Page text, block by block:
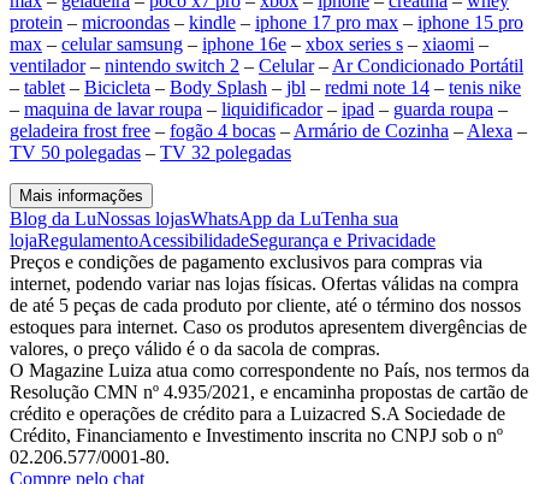
protein – microondas – kindle – iphone 17 pro max – iphone 15 pro
max – celular samsung – iphone 16e – xbox series s – xiaomi –
ventilador– nintendo switch 2 – Celular– Ar Condicionado Portátil
– tablet – Bicicleta – Body Splash – jbl – redmi note 14 – tenis nike
– maquina de lavar roupa – liquidificador– ipad – guarda roupa –
geladeira frost free – fogão 4 bocas – Armário de Cozinha – Alexa –
TV 50 polegadas – TV 32 polegadas
Mais informações
Blog da LuNossas lojasWhatsApp da LuTenha sua
lojaRegulamentoAcessibilidadeSegurança e Privacidade
Preços e condições de pagamento exclusivos para compras via
internet, podendo variar nas lojas físicas. Ofertas válidas na compra
de até 5 peças de cada produto por cliente, até o término dos nossos
estoques para internet. Caso os produtos apresentem divergências de
valores, o preço válido é o da sacola de compras.
O Magazine Luiza atua como correspondente no País, nos termos da
Resolução CMN nº 4.935/2021, e encaminha propostas de cartão de
crédito e operações de crédito para a Luizacred S.A Sociedade de
Crédito, Financiamento e Investimento inscrita no CNPJ sob o nº
02.206.577/0001-80.
Compre pelo chat